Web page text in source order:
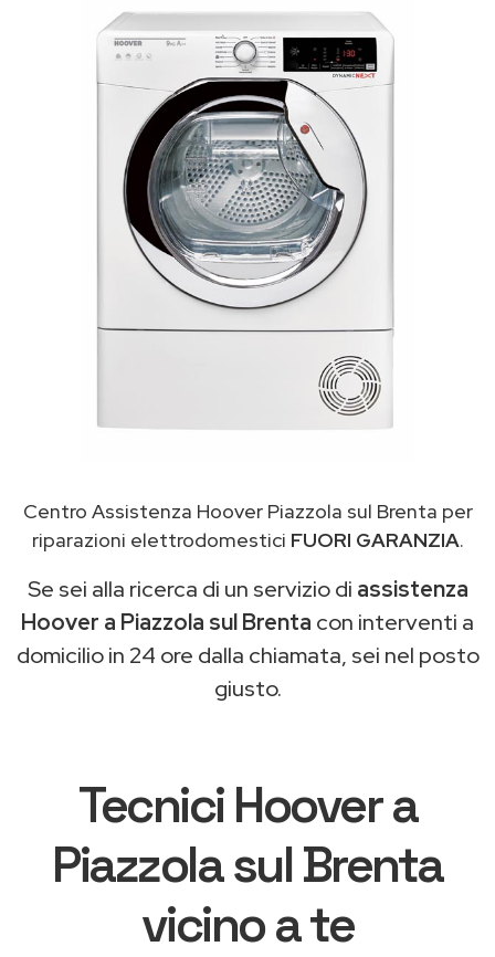
Centro Assistenza Hoover Piazzola sul Brenta per
riparazioni elettrodomestici FUORI GARANZIA.
Se sei alla ricerca di un servizio di assistenza
Hoover a Piazzola sul Brenta con interventi a
domicilio in 24 ore dalla chiamata, sei nel posto
giusto.
Tecnici Hoover a
Piazzola sul Brenta
vicino a te